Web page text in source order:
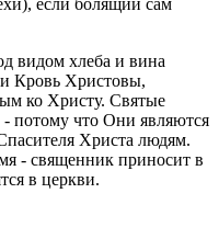
если болящий сам
видом хлеба и вина
Кровь Христовы,
ко Христу. Святые
потому что Они являются
Христа людям.
- священник приносит в
в церкви.